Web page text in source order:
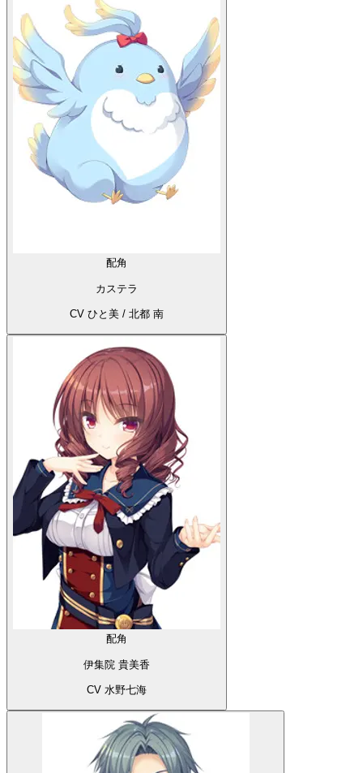
配角
カステラ
CV ひと美 / 北都 南
配角
伊集院 貴美香
CV 水野七海